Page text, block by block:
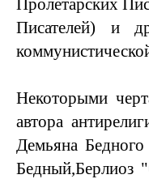
Пролетарских
Писателей) и
Некоторыми
автора
Демьяна
Бедный,Берлиоз